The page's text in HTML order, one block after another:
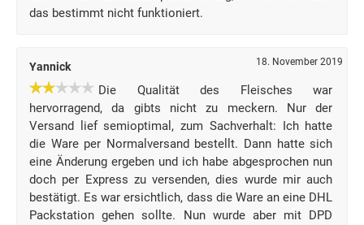
das bestimmt nicht funktioniert.
Yannick 18. November 2019
Die Qualität des Fleisches war
hervorragend, da gibts nicht zu meckern. Nur der
Versand lief semioptimal, zum Sachverhalt: Ich hatte
die Ware per Normalversand bestellt. Dann hatte sich
eine Änderung ergeben und ich habe abgesprochen nun
doch per Express zu versenden, dies wurde mir auch
bestätigt. Es war ersichtlich, dass die Ware an eine DHL
Packstation gehen sollte. Nun wurde aber mit DPD